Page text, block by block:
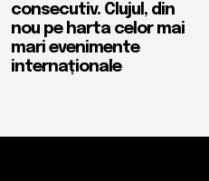
consecutiv. Clujul, din
nou pe harta celor mai
mari evenimente
internaționale